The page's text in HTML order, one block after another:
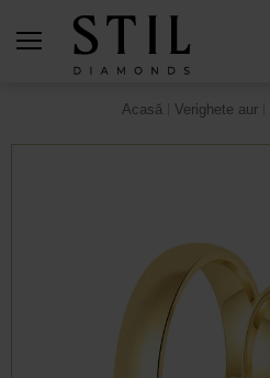
Acasă Verighete aur